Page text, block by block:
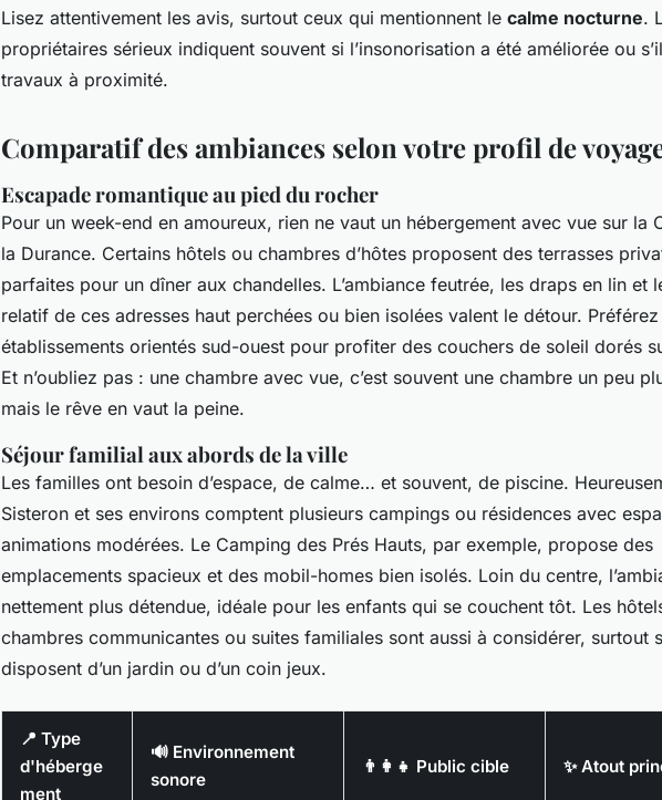
Lisez attentivement les avis, surtout ceux qui mentionnent le calme nocturne.
propriétaires sérieux indiquent souvent si l’insonorisation a été améliorée ou
travaux à proximité.
Comparatif des ambiances selon votre profil de
Escapade romantique au pied du rocher
Pour un week-end en amoureux, rien ne vaut un hébergement avec vue sur la
la Durance. Certains hôtels ou chambres d’hôtes proposent des terrasses
parfaites pour un dîner aux chandelles. L’ambiance feutrée, les draps en lin et
relatif de ces adresses haut perchées ou bien isolées valent le détour.
établissements orientés sud-ouest pour profiter des couchers de soleil dorés
Et n’oubliez pas : une chambre avec vue, c’est souvent une chambre un peu
mais le rêve en vaut la peine.
Séjour familial aux abords de la ville
Les familles ont besoin d’espace, de calme… et souvent, de piscine.
Sisteron et ses environs comptent plusieurs campings ou résidences avec
animations modérées. Le Camping des Prés Hauts, par exemple, propose des
emplacements spacieux et des mobil-homes bien isolés. Loin du centre,
nettement plus détendue, idéale pour les enfants qui se couchent tôt. Les
chambres communicantes ou suites familiales sont aussi à considérer, surtout
disposent d’un jardin ou d’un coin jeux.
📍 Type
d'héberge
ment
🔊 Environnement
sonore
👨‍👩‍👧 Public cible ✨ Atout